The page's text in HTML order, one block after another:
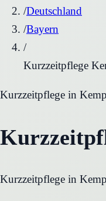
/Deutschland
/Bayern
/
Kurzzeitpflege
Kurzzeitpflege in
Kurzzeitpflege in